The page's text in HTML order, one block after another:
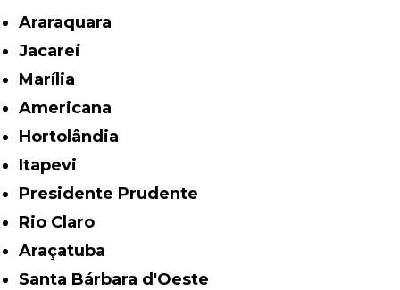
Araraquara
Jacareí
Marília
Americana
Hortolândia
Itapevi
Presidente Prudente
Rio Claro
Araçatuba
Santa Bárbara d'Oeste